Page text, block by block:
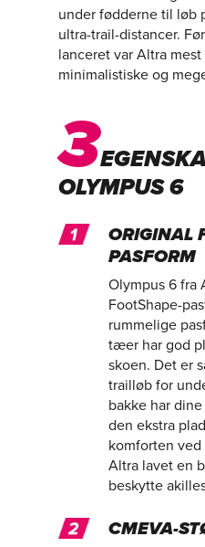
under fødderne til løb
ultra-trail-distancer.
lanceret var Altra
minimalistiske og
3
OLYMPUS 6
ORIGINAL
PASFORM
Olympus 6 fra
FootShape-
rummelige
tæer har god
skoen. Det er
trailløb for
bakke har
den ekstra
komforten
Altra lavet en
beskytte
CMEVA-